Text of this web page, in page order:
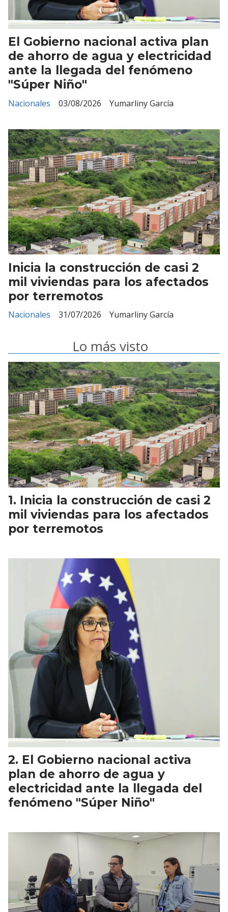
El Gobierno nacional activa plan
de ahorro de agua y electricidad
ante la llegada del fenómeno
"Súper Niño"
Yumarliny García
Nacionales 03/08/2026
Inicia la construcción de casi 2
mil viviendas para los afectados
por terremotos
Yumarliny García
Nacionales 31/07/2026
Lo más visto
Inicia la construcción de casi 2
mil viviendas para los afectados
por terremotos
El Gobierno nacional activa
plan de ahorro de agua y
electricidad ante la llegada del
fenómeno "Súper Niño"